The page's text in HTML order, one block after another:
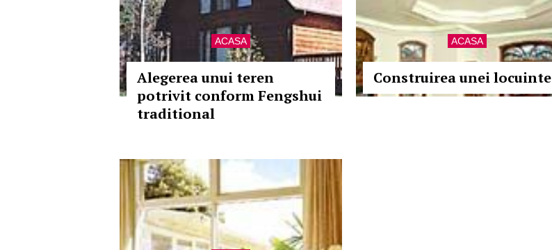
ACASA
Alegerea unui teren
potrivit conform Fengshui
traditional
ACASA
Construirea unei locuinte